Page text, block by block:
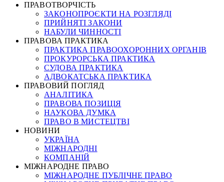
ПРАВОТВОРЧІСТЬ
ЗАКОНОПРОЄКТИ НА РОЗГЛЯДІ
ПРИЙНЯТІ ЗАКОНИ
НАБУЛИ ЧИННОСТІ
ПРАВОВА ПРАКТИКА
ПРАКТИКА ПРАВООХОРОННИХ ОРГАНІВ
ПРОКУРОРСЬКА ПРАКТИКА
СУДОВА ПРАКТИКА
АДВОКАТСЬКА ПРАКТИКА
ПРАВОВИЙ ПОГЛЯД
АНАЛІТИКА
ПРАВОВА ПОЗИЦІЯ
НАУКОВА ДУМКА
ПРАВО В МИСТЕЦТВІ
НОВИНИ
УКРАЇНА
МІЖНАРОДНІ
КОМПАНІЙ
МІЖНАРОДНЕ ПРАВО
МІЖНАРОДНЕ ПУБЛІЧНЕ ПРАВО